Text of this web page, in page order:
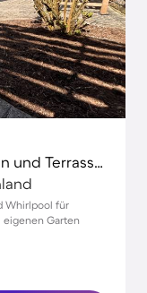
Ferienhaus mit Whirlpool, Garten und Terrasse | Stadtblick
Whirlpool für
eigenen Garten